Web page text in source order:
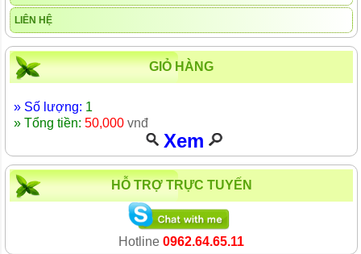
LIÊN HỆ
GIỎ HÀNG
» Số lượng: 1
» Tổng tiền: 50,000 vnđ
Xem
HỖ TRỢ TRỰC TUYẾN
Hotline 0962.64.65.11